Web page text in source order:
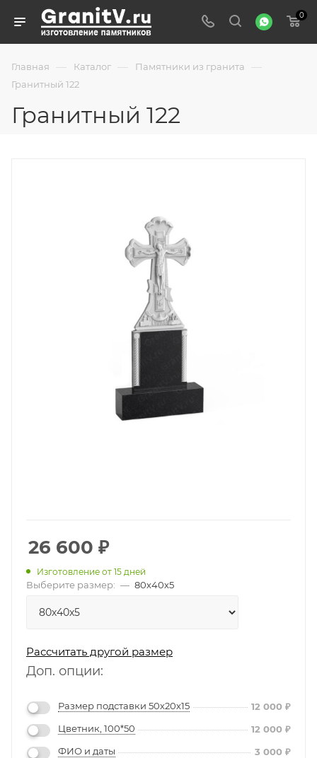
0
Главная — Каталог — Памятники из гранита —
Гранитный 122
Гранитный 122
26 600 ₽
Изготовление от 15 дней
Выберите размер: — 80х40х5
Рассчитать другой размер
Доп. опции:
Размер подставки 50х20х15 12 000 ₽
Цветник, 100*50
12 000 ₽
ФИО и даты
3 000 ₽